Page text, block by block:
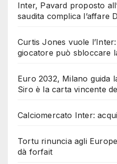
Inter, Pavard proposto
saudita complica l’affare
Curtis Jones vuole
giocatore può sbloccare
Euro 2032, Milano guida
Siro è la carta vincente
Calciomercato Inter:
Tortu rinuncia agli
dà forfait